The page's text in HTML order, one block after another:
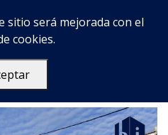
4
sitio será mejorada con el
cookies.